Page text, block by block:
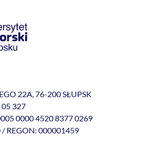
22A, 76-200 SŁUPSK
05 327
0000 4520 8377 0269
REGON: 000001459